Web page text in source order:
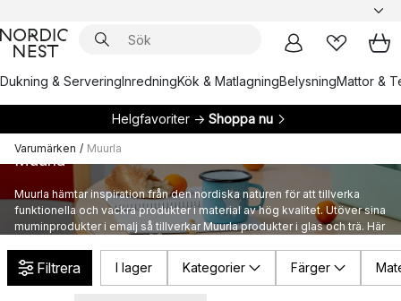
Dukning & ServeringInredningKök & MatlagningBelysningMattor &
Helgfavoriter → Shoppa nu
Varumärken / Muurla
Muurla
Muurla hämtar inspiration från den nordiska naturen för att tillverka
funktionella och vackra produkter i material av hög kvalitet. Utöver sina
muminprodukter i emalj så tillverkar Muurla produkter i glas och trä. Här
Filtrera I lager Kategorier Färger